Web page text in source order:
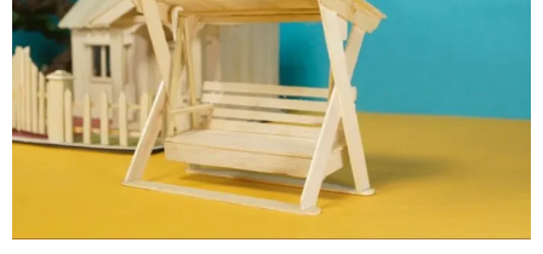
HPL,
Kertas,